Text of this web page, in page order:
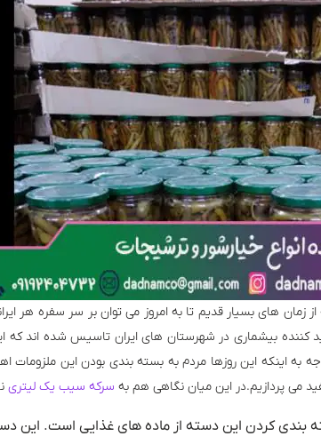
زمان های بسیار قدیم تا به امروز می توان بر سر سفره هر
کننده بیشماری در شهرستان های ایران تاسیس شده اند که
به اینکه این روزها مردم به بسته بندی بودن این ملزومات
می پردازیم.در این میان نگاهی هم به سرکه سیب یک لیتری
کردن این دسته از ماده های غذایی است. این